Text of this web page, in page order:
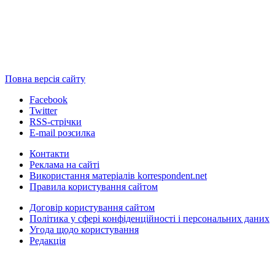
Повна версія сайту
Facebook
Twitter
RSS-стрічки
E-mail розсилка
Контакти
Реклама на сайті
Використання матеріалів korrespondent.net
Правила користування сайтом
Договір користування сайтом
Політика у сфері конфіденційності і персональних даних
Угода щодо користування
Редакція